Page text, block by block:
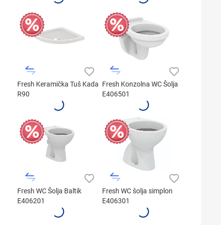
Fresh Keramička Tuš Kada
R90
Fresh Konzolna WC Šolja
E406501
Fresh WC Šolja Baltik
E406201
Fresh WC šolja simplon
E406301